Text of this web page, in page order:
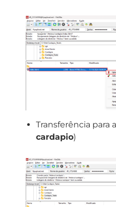
Transferência para a
cardapio)